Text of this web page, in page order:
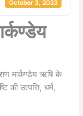
October 3, 2023
मार्कण्डेय ऋषि के
की उत्पत्ति, धर्म,